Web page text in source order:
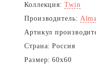
Коллекция: Twin
Производитель:
Артикул
Страна: Россия
Размер: 60x60